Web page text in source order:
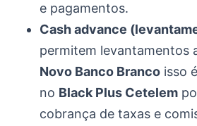
e pagamentos.
Cash advance
permitem levantamentos
Novo Banco Branco isso
no Black Plus Cetelem
cobrança de taxas e